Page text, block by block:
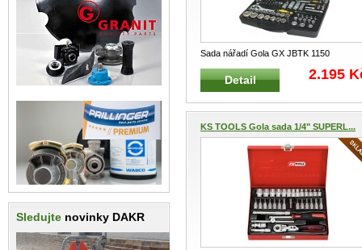
Sledujte novinky DAKR
Sada nářadí Gola GX JBTK 1150
Profesionální sada nářadí typ JBTK 115
Detail 2.195
KS TOOLS Gola sada 1/4" SUPERL...